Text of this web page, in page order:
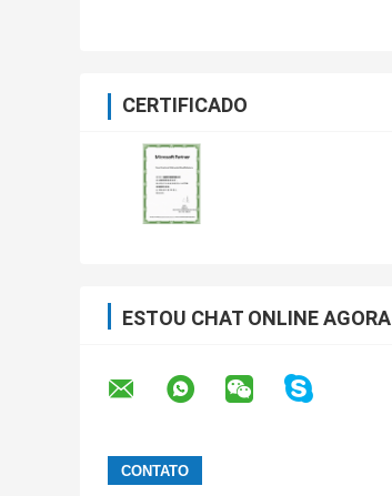
CERTIFICADO
ESTOU CHAT ONLINE AGORA